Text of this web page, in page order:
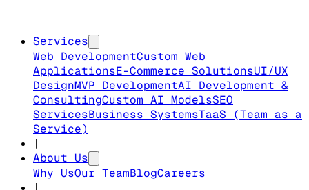
Services
Web DevelopmentCustom Web
ApplicationsE-Commerce SolutionsUI/UX
DesignMVP DevelopmentAI Development &
ConsultingCustom AI ModelsSEO
ServicesBusiness SystemsTaaS (Team as a
Service)
|
About Us
Why UsOur TeamBlogCareers